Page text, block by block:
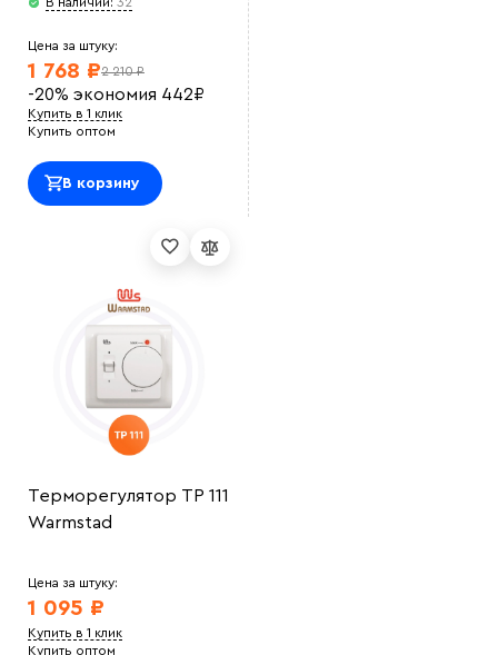
Цена за штуку:
2 210 ₽
1 768 ₽
-20% экономия 442₽
Купить в 1 клик
Купить оптом
В корзину
Терморегулятор ТР 111
Warmstad
Цена за штуку:
1 095 ₽
Купить в 1 клик
Купить оптом